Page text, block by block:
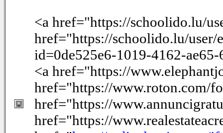
<a href="https://schoolido.lu/
href="https://schoolido.lu/user/
id=0de525e6-1019-4162-
<a href="https://
href="https://www.roton.com/
href="https://
href="https://